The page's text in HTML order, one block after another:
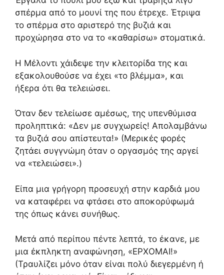
σπέρμα από το μουνί της που έτρεχε. Έτριψα
το σπέρμα στο αριστερό της βυζιά και
προχώρησα στο να το «καθαρίσω» στοματικά.
Η Μέλοντι χάιδεψε την κλειτορίδα της και
εξακολουθούσε να έχει «το βλέμμα», και
ήξερα ότι θα τελειώσει.
Όταν δεν τελείωσε αμέσως, της υπενθύμισα
προληπτικά: «Δεν με συγχωρείς! Απολαμβάνω
τα βυζιά σου απίστευτα!» (Μερικές φορές
ζητάει συγγνώμη όταν ο οργασμός της αργεί
να «τελειώσει».)
Είπα μια γρήγορη προσευχή στην καρδιά μου
να καταφέρει να φτάσει στο αποκορύφωμά
της όπως κάνει συνήθως.
Μετά από περίπου πέντε λεπτά, το έκανε, με
μια έκπληκτη αναφώνηση, «ΕΡΧΟΜΑΙ!»
(Τραυλίζει μόνο όταν είναι πολύ διεγερμένη ή